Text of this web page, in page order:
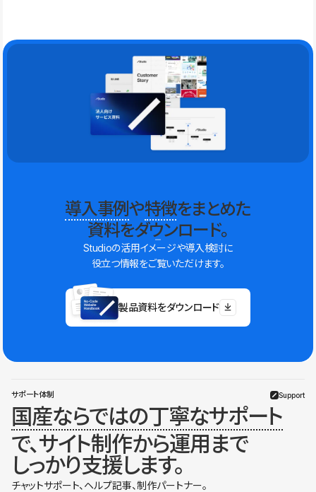
導入事例や特徴をまとめた
資料をダウンロード。
Studioの活用イメージや導入検討に
役立つ情報をご覧いただけます。
製品資料をダウンロード
サポート体制 Support
国産ならではの丁寧なサポート
で、サイト制作から運用まで
しっかり支援します。
チャットサポート、ヘルプ記事、制作パートナー。